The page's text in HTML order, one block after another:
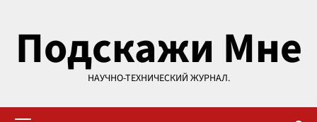
содержимому
Подскажи Мне
НАУЧНО-ТЕХНИЧЕСКИЙ ЖУРНАЛ.